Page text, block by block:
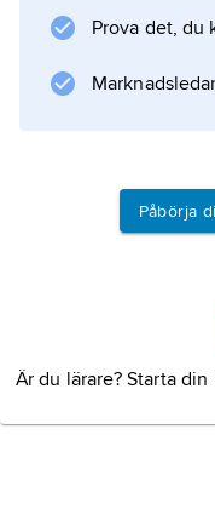
en produktion
Prova det, du
Påbörja
Är du lärare? Starta